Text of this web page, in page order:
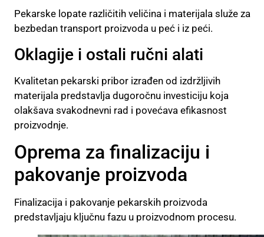
Pekarske lopate različitih veličina i materijala služe za
bezbedan transport proizvoda u peć i iz peći.
Oklagije i ostali ručni alati
Kvalitetan pekarski pribor izrađen od izdržljivih
materijala predstavlja dugoročnu investiciju koja
olakšava svakodnevni rad i povećava efikasnost
proizvodnje.
Oprema za finalizaciju i
pakovanje proizvoda
Finalizacija i pakovanje pekarskih proizvoda
predstavljaju ključnu fazu u proizvodnom procesu.